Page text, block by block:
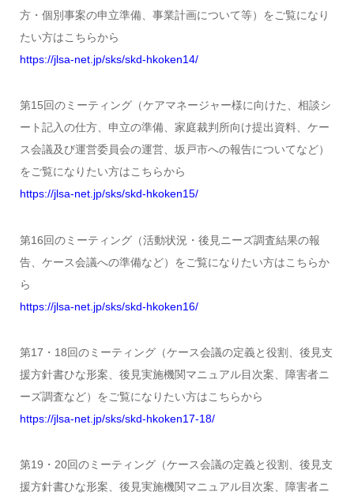
方・個別事案の申立準備、事業計画について等）をご覧になり
たい方はこちらから
https://jlsa-net.jp/sks/skd-hkoken14/
第15回のミーティング（ケアマネージャー様に向けた、相談シ
ート記入の仕方、申立の準備、家庭裁判所向け提出資料、ケー
ス会議及び運営委員会の運営、坂戸市への報告についてなど）
をご覧になりたい方はこちらから
https://jlsa-net.jp/sks/skd-hkoken15/
第16回のミーティング（活動状況・後見ニーズ調査結果の報
告、ケース会議への準備など）をご覧になりたい方はこちらか
ら
https://jlsa-net.jp/sks/skd-hkoken16/
第17・18回のミーティング（ケース会議の定義と役割、後見支
援方針書ひな形案、後見実施機関マニュアル目次案、障害者ニ
ーズ調査など）をご覧になりたい方はこちらから
https://jlsa-net.jp/sks/skd-hkoken17-18/
第19・20回のミーティング（ケース会議の定義と役割、後見支
援方針書ひな形案、後見実施機関マニュアル目次案、障害者ニ